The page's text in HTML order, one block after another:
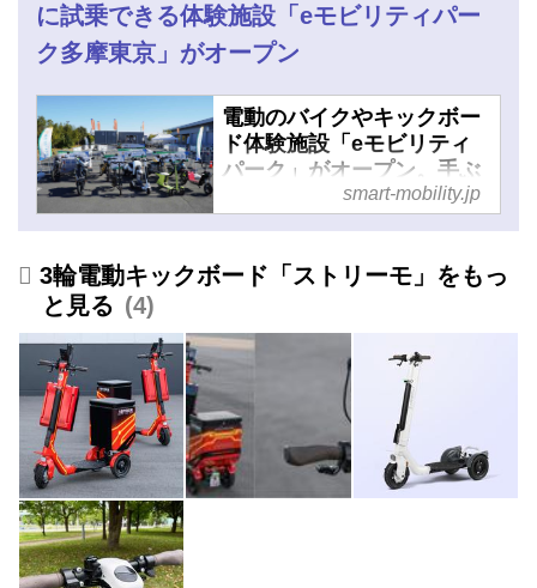
に試乗できる体験施設「eモビリティパー
ク多摩東京」がオープン
電動のバイクやキックボー
ド体験施設「eモビリティ
パーク」がオープン。手ぶ
ら、無免許でも利用可能な
smart-mobility.jp
3輪電動キックボード「ストリーモ」をもっ
と見る
4